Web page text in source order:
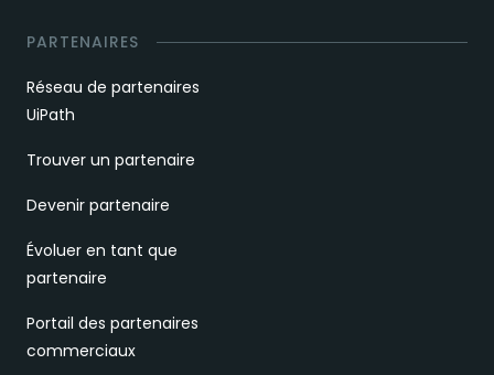
PARTENAIRES
Réseau de partenaires
UiPath
Trouver un partenaire
Devenir partenaire
Évoluer en tant que
partenaire
Portail des partenaires
commerciaux